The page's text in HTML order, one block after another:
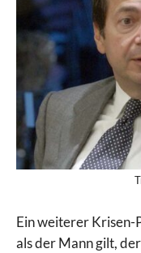
Ein weiterer Krisen-
als der Mann gilt,